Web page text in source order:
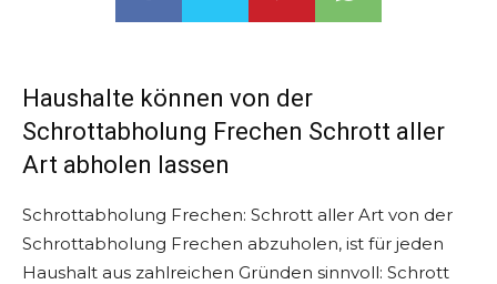
Haushalte können von der
Schrottabholung Frechen Schrott aller
Art abholen lassen
Schrottabholung Frechen: Schrott aller Art von der
Schrottabholung Frechen abzuholen, ist für jeden
Haushalt aus zahlreichen Gründen sinnvoll: Schrott